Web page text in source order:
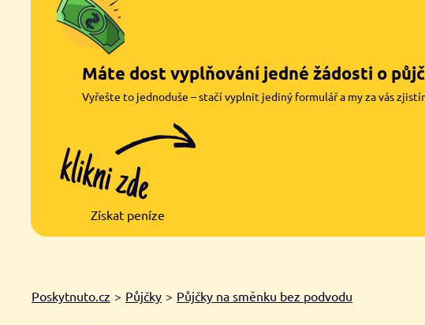
Máte dost vyplňování jedné žádosti o
Vyřešte to jednoduše – stačí vyplnit jediný formulář a my za vás
Získat peníze
Poskytnuto.cz > Půjčky > Půjčky na směnku bez podvodu